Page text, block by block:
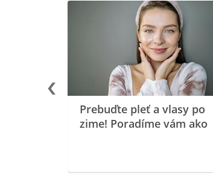
Prebuďte pleť a vlasy po
zime! Poradíme vám ako